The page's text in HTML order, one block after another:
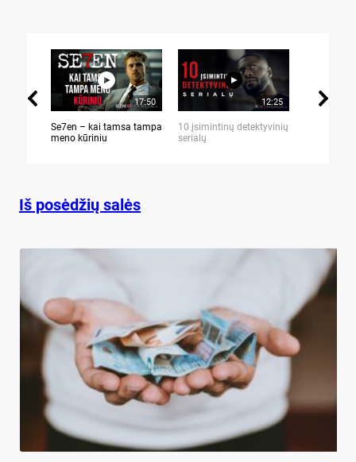
17:50
Se7en – kai tamsa tampa
meno kūriniu
12:25
10 įsimintinų detektyvinių
serialų
Iš posėdžių salės